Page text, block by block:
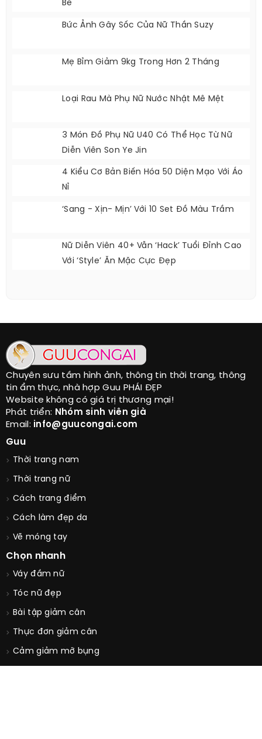
Be
Bức Ảnh Gây Sốc Của Nữ Thần Suzy
Mẹ Bỉm Giảm 9kg Trong Hơn 2 Tháng
Loại Rau Mà Phụ Nữ Nước Nhật Mê Mệt
3 Món Đồ Phụ Nữ U40 Có Thể Học Từ Nữ
Diễn Viên Son Ye Jin
4 Kiểu Cơ Bản Biến Hóa 50 Diện Mạo Với Áo
Nỉ
‘Sang - Xịn- Mịn’ Với 10 Set Đồ Màu Trầm
Nữ Diễn Viên 40+ Vẫn ‘hack’ Tuổi Đỉnh Cao
Với ‘style’ Ăn Mặc Cực Đẹp
Chuyên sưu tầm hình ảnh, thông tin thời trang, thông
tin ẩm thực, nhà hợp Guu PHÁI ĐẸP
Website không có giá trị thương mại!
Phát triển: Nhóm sinh viên già
Email: info@guucongai.com
Guu
Thời trang nam
Thời trang nữ
Cách trang điểm
Cách làm đẹp da
Vẽ móng tay
Chọn nhanh
Váy đầm nữ
Tóc nữ đẹp
Bài tập giảm cân
Thực đơn giảm cân
Cảm giảm mỡ bụng